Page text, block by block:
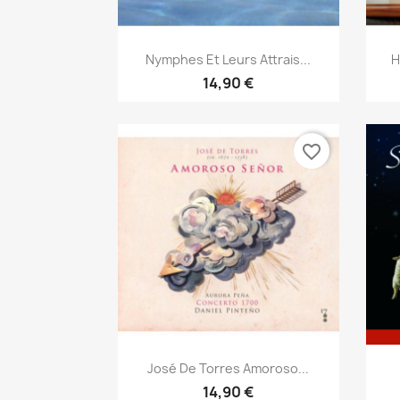
Aperçu rapide
Nymphes Et Leurs Attrais...
14,90 €
Aperçu rapide
José De Torres Amoroso...
14,90 €
favorite_border